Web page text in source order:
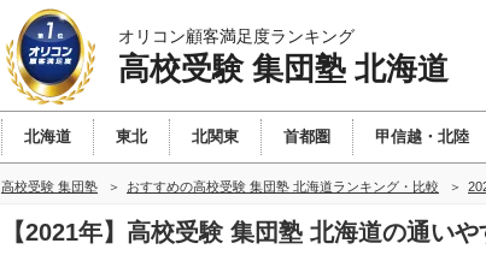
オリコン顧客満足度ランキング
高校受験 集団塾 北海道
北海道 東北 北関東 首都圏 甲信越・北陸
高校受験 集団塾 おすすめの高校受験 集団塾 北海道ランキング・比較
【2021年】高校受験 集団塾 北海道の通い